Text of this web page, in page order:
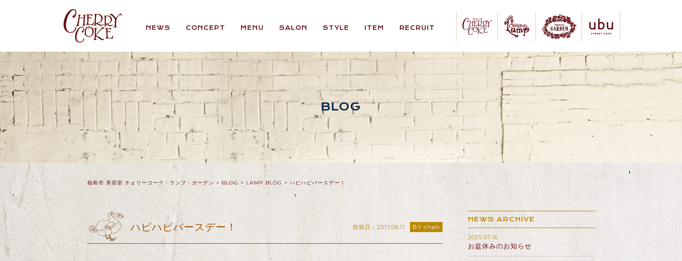
NEWS CONCEPT MENU SALON STYLE ITEM RECRUIT
BLOG
福島市 美容室 チェリーコーク・ランプ・ガーデン > BLOG > LAMP BLOG > ハピハピバースデー！
ハピハピバースデー！ 投稿日：2017.09.11 BY chan
NEWS ARCHIVE
2025.07.16
お盆休みのお知らせ